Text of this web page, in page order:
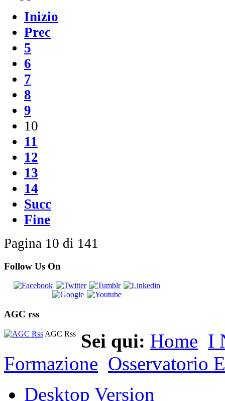
Inizio
Prec
5
6
7
8
9
10
11
12
13
14
Succ
Fine
Pagina 10 di 141
Follow Us On
AGC rss
AGC Rss Sei qui: Home I
Formazione Osservatorio
Desktop Version